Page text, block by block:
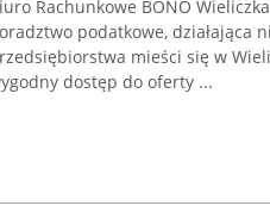
Rachunkowe BONO
podatkowe, działająca
mieści się w
dostęp do oferty ...